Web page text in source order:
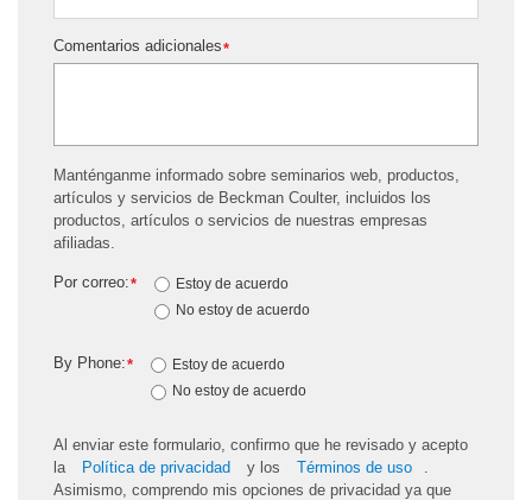
*
Comentarios adicionales
Manténganme informado sobre seminarios web, productos,
artículos y servicios de Beckman Coulter, incluidos los
productos, artículos o servicios de nuestras empresas
afiliadas.
*
Por correo:
Estoy de acuerdo
No estoy de acuerdo
*
By Phone:
Estoy de acuerdo
No estoy de acuerdo
Al enviar este formulario, confirmo que he revisado y acepto
la
Política de privacidad y los Términos de uso
Asimismo, comprendo mis opciones de privacidad ya que